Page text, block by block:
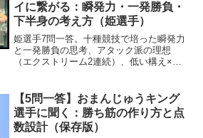
イに繋がる：瞬発力・一発勝負・
下半身の考え方（姫選手）
姫選手7問一答。十種競技で培った瞬発力
と一発勝負の思考、アタック派の理想
（エクストリーム2連続）、低い構え×ワ
習（四股・スクワット）と現在のデッ
キ・目標まで原文掲載。
【5問一答】おまんじゅうキング
選手に聞く：勝ち筋の作り方と点
数設計（保存版）